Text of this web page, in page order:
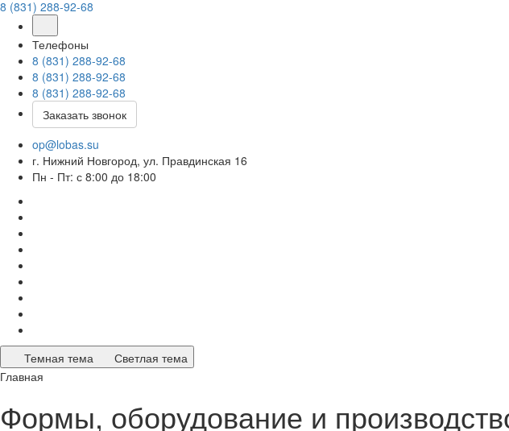
8 (831) 288-92-68
Телефоны
8 (831) 288-92-68
8 (831) 288-92-68
8 (831) 288-92-68
Заказать звонок
op@lobas.su
г. Нижний Новгород, ул. Правдинская 16
Пн - Пт: с 8:00 до 18:00
Темная тема
Светлая тема
Главная
Формы, оборудование и